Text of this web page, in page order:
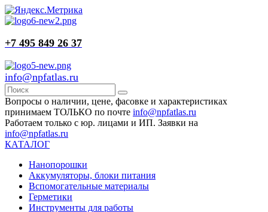
+7 495 849 26 37
info@npfatlas.ru
Вопросы о наличии, цене, фасовке и характеристиках
принимаем ТОЛЬКО по почте info@npfatlas.ru
Работаем только с юр. лицами и ИП. Заявки на
info@npfatlas.ru
КАТАЛОГ
Нанопорошки
Аккумуляторы, блоки питания
Вспомогательные материалы
Герметики
Инструменты для работы